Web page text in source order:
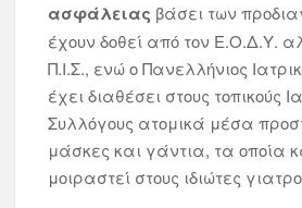
ασφάλειας βάσει των
έχουν δοθεί από τον Ε.Ο.Δ.Υ.
Π.Ι.Σ., ενώ ο Πανελλήνιος
έχει διαθέσει στους τοπικούς
Συλλόγους ατομικά μέσα
μάσκες και γάντια, τα οποία
μοιραστεί στους ιδιώτες